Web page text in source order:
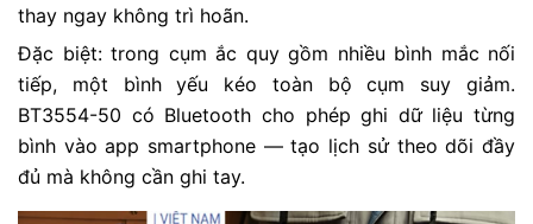
thay ngay không trì hoãn.
Đặc biệt: trong cụm ắc quy gồm nhiều bình mắc nối
tiếp, một bình yếu kéo toàn bộ cụm suy giảm.
BT3554-50 có Bluetooth cho phép ghi dữ liệu từng
bình vào app smartphone — tạo lịch sử theo dõi đầy
đủ mà không cần ghi tay.